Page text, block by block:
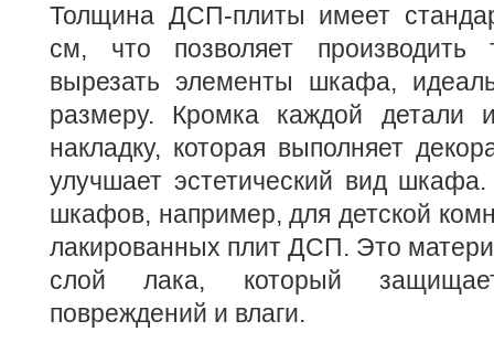
Толщина ДСП-плиты имеет
см, что позволяет
вырезать элементы шкафа,
размеру. Кромка каждой детали
накладку, которая выполняет
улучшает эстетический вид
шкафов, например, для детской
лакированных плит ДСП. Это
слой лака, который
повреждений и влаги.